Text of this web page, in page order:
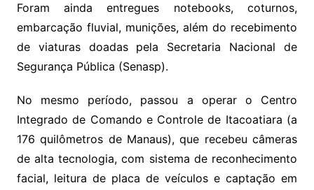
Foram ainda entregues notebooks, coturnos,
embarcação fluvial, munições, além do recebimento
de viaturas doadas pela Secretaria Nacional de
Segurança Pública (Senasp).
No mesmo período, passou a operar o Centro
Integrado de Comando e Controle de Itacoatiara (a
176 quilômetros de Manaus), que recebeu câmeras
de alta tecnologia, com sistema de reconhecimento
facial, leitura de placa de veículos e captação em